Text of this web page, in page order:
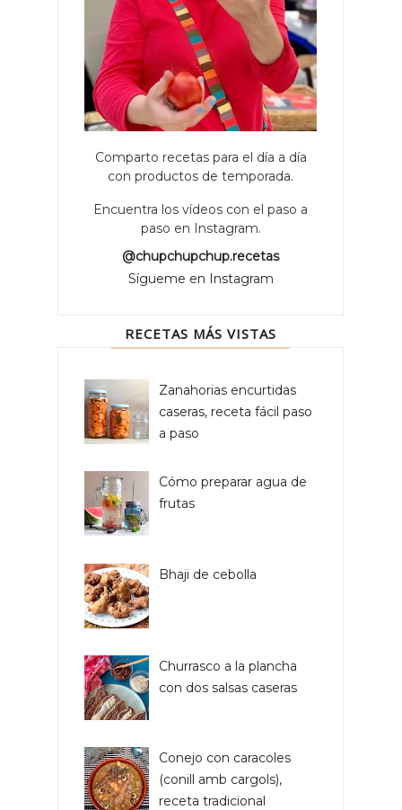
Comparto recetas para el día a día
con productos de temporada.
Encuentra los vídeos con el paso a
paso en Instagram.
@chupchupchup.recetas
Sígueme en Instagram
RECETAS MÁS VISTAS
Zanahorias encurtidas
caseras, receta fácil paso
a paso
Cómo preparar agua de
frutas
Bhaji de cebolla
Churrasco a la plancha
con dos salsas caseras
Conejo con caracoles
(conill amb cargols),
receta tradicional